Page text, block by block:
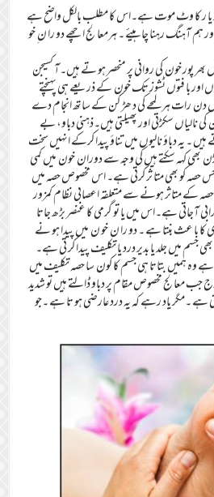
یا ر کا وٹ موت ہے۔اس کا مطلب بالکل واضح ہے
آہنگ رہنا چاہیئے ۔ ہرمعا لج اچھے دو را نِ خو
پور خون کی روانی پر منحصر ہو تے ہیں۔آ کسیجن
با فتوں ٹشوز تک خون کے ذریعے ہی پہنچتے
رات ہر لمحے کی د ھڑ کن کے ساتھ انجام دے
سکڑتی اور پھیلتی ہیں۔ذہنی دباو، بے
ہیں ۔ یہ دباؤ نالیوں میں تناؤ پیدا کرکے انہیں سخت
بھی کہہ سکتے ہیں کی وجہ سے دوران خون میں کمی
حصہ کو بھی متا ثر کرتی ہے۔ اس مخصوص حصہ میں
کے متاثر ہونے سے متعلقہ اعصابی نظام کمزور
آجاتی ہے۔اس میں یا تو گرمی کا عنصر بڑھ جاتا
کا با عث بنتا ہے ۔ دو را ن خو ن میں پیدا ہو نے
میں جلد یا بدیر درد یا تکلیف پیدا کر تی ہے۔
وہ ہمیں بتاتا ہی جسم کا کون سا حصہ تکلیف میں
جب معالج مخصوص مقام پر دباو ڈالتے ہیں تو شدید
۔مگر یاد رہے کہ یہ درد عارضی ہو تا ہے ۔جو